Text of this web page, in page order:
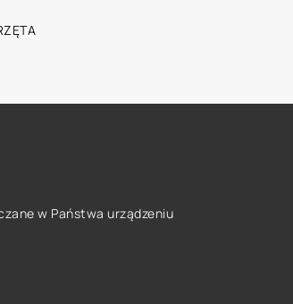
w Państwa urządzeniu